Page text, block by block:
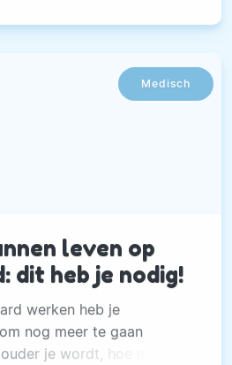
Medisch
leven op
dit heb je nodig!
werken heb je
nog meer te gaan
je wordt, hoe minder